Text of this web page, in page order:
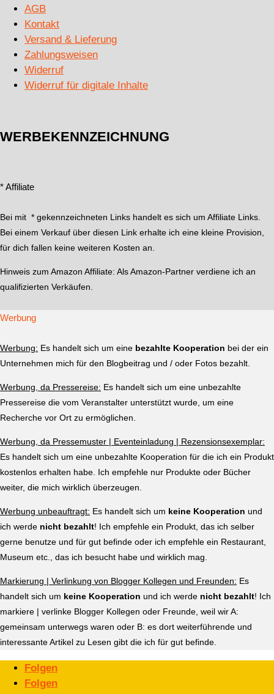
AGB
Kontakt
Versand & Lieferung
Zahlungsweisen
Widerruf
Widerruf für digitale Inhalte
WERBEKENNZEICHNUNG
* Affiliate
Bei mit * gekennzeichneten Links handelt es sich um Affiliate Links.
Bei einem Verkauf über diesen Link erhalte ich eine kleine Provision,
für dich fallen keine weiteren Kosten an.
Hinweis zum Amazon Affiliate: Als Amazon-Partner verdiene ich an
qualifizierten Verkäufen.
Werbung
Werbung: Es handelt sich um eine bezahlte Kooperation bei der ein
Unternehmen mich für den Blogbeitrag und / oder Fotos bezahlt.
Werbung, da Pressereise: Es handelt sich um eine unbezahlte
Pressereise die vom Veranstalter unterstützt wurde, um eine
Recherche vor Ort zu ermöglichen.
Werbung, da Pressemuster | Eventeinladung | Rezensionsexemplar:
Es handelt sich um eine unbezahlte Kooperation für die ich ein Produkt
kostenlos erhalten habe. Ich empfehle nur Produkte oder Bücher
weiter, die mich wirklich überzeugen.
Werbung unbeauftragt: Es handelt sich um keine Kooperation und
ich werde nicht bezahlt! Ich empfehle ein Produkt, das ich selber
gerne benutze und für gut befinde oder ich empfehle ein Restaurant,
Museum etc., das ich besucht habe und wirklich mag.
Markierung | Verlinkung von Blogger Kollegen und Freunden: Es
handelt sich um keine Kooperation und ich werde nicht bezahlt! Ich
markiere | verlinke Blogger Kollegen oder Freunde, weil wir A:
gemeinsam unterwegs waren oder B: es dort weiterführende und
interessante Artikel zu Lesen gibt die ich für gut befinde.
Folgen
Folgen